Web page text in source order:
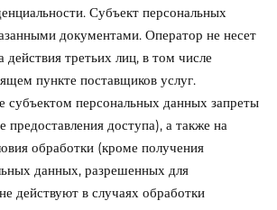
Субъект персональных
документами. Оператор не несет
действия третьих лиц, в том числе
пункте поставщиков услуг.
субъектом персональных данных запреты
предоставления доступа), а также на
обработки (кроме получения
данных, разрешенных для
действуют в случаях обработки